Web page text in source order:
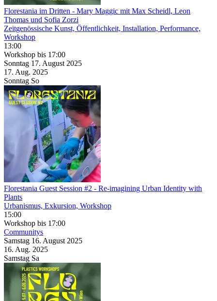
Florestania im Dritten - Mary Maggic mit Max Scheidl, Leon
Thomas und Sofia Zorzi
Zeitgenössische Kunst, Öffentlichkeit, Installation, Performance,
Workshop
13:00
Workshop bis 17:00
Sonntag 17. August 2025
17. Aug. 2025
Sonntag So
Florestania Guest Session #2 - Re-imagining Urban Identity with
Plants
Urbanismus, Exkursion, Workshop
15:00
Workshop bis 17:00
Communitys
Samstag 16. August 2025
16. Aug. 2025
Samstag Sa